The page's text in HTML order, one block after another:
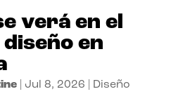
verá en el
en
| Jul 8, 2026 Diseño